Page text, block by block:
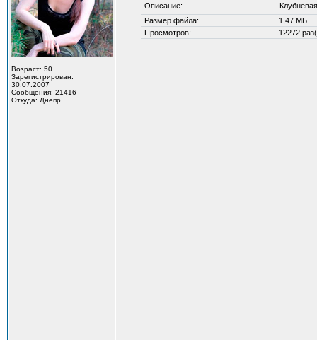
Возраст: 50
Зарегистрирован:
30.07.2007
Сообщения: 21416
Откуда: Днепр
Описание:
Размер файла:
1,47 МБ
Просмотров:
12272